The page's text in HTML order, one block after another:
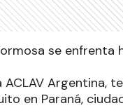
se enfrenta
Argentina,
en Paraná,